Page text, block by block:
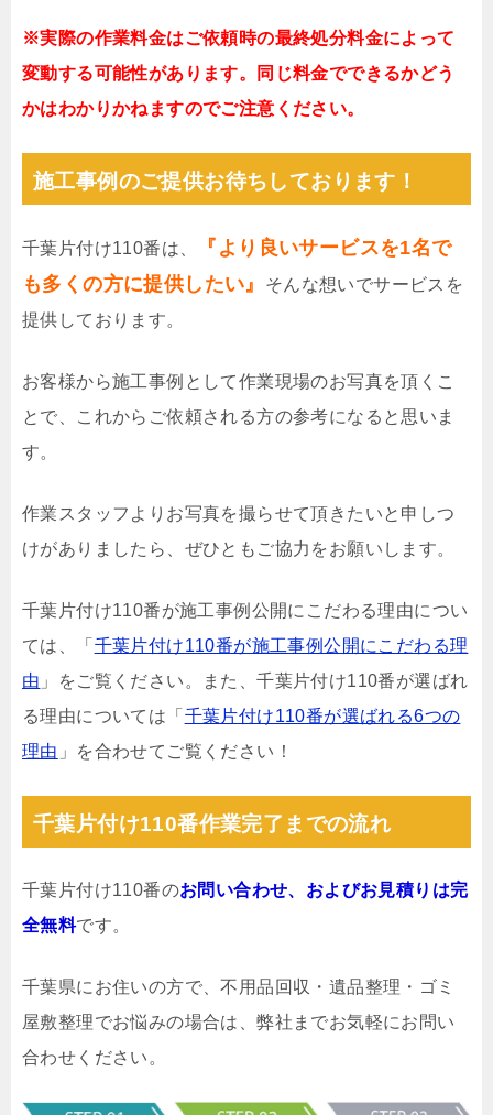
※実際の作業料金はご依頼時の最終処分料金によって
変動する可能性があります。同じ料金でできるかどう
かはわかりかねますのでご注意ください。
施工事例のご提供お待ちしております！
千葉片付け110番は、
『より良いサービスを1名で
も多くの方に提供したい』
そんな想いでサービスを
提供しております。
お客様から施工事例として作業現場のお写真を頂くこ
とで、これからご依頼される方の参考になると思いま
す。
作業スタッフよりお写真を撮らせて頂きたいと申しつ
けがありましたら、ぜひともご協力をお願いします。
千葉片付け110番が施工事例公開にこだわる理由につい
ては、「 千葉片付け110番が施工事例公開にこだわる理
由 」をご覧ください。また、千葉片付け110番が選ばれ
る理由については「 千葉片付け110番が選ばれる6つの
理由 」を合わせてご覧ください！
千葉片付け110番作業完了までの流れ
千葉片付け110番のお問い合わせ、およびお見積りは完
全無料です。
千葉県にお住いの方で、不用品回収・遺品整理・ゴミ
屋敷整理でお悩みの場合は、弊社までお気軽にお問い
合わせください。